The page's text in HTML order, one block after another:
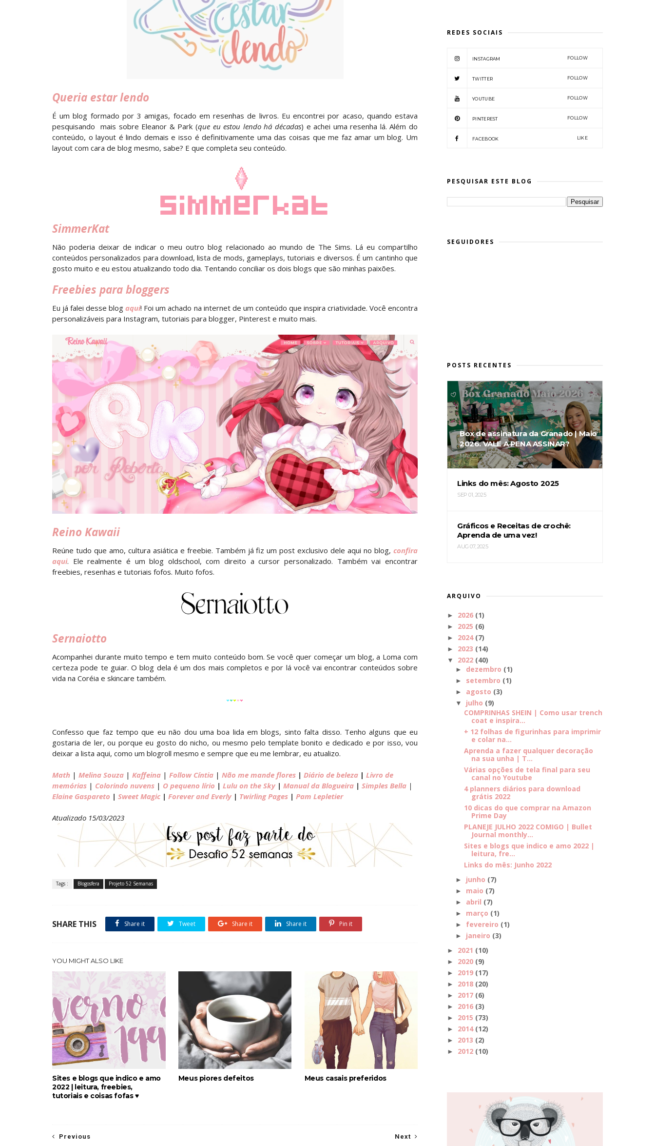
Queria estar lendo
É um blog formado por 3 amigas, focado em resenhas de livros. Eu encontrei por acaso, quando estava
pesquisando mais sobre Eleanor & Park (que eu estou lendo há décadas) e achei uma resenha lá. Além do
conteúdo, o layout é lindo demais e isso é definitivamente uma das coisas que me faz amar um blog. Um
layout com cara de blog mesmo, sabe? E que completa seu conteúdo.
SimmerKat
Não poderia deixar de indicar o meu outro blog relacionado ao mundo de The Sims. Lá eu compartilho
conteúdos personalizados para download, lista de mods, gameplays, tutoriais e diversos. É um cantinho que
gosto muito e eu estou atualizando todo dia. Tentando conciliar os dois blogs que são minhas paixões.
Freebies para bloggers
Eu já falei desse blogaqui! Foi um achado na internet de um conteúdo que inspira criatividade. Você encontra
personalizáveis para Instagram, tutoriais para blogger, Pinterest e muito mais.
Reino Kawaii
Reúne tudo que amo, cultura asiática e freebie. Também já fiz um post exclusivo dele aqui no blog, confira
aqui. Ele realmente é um blog oldschool, com direito a cursor personalizado. Também vai encontrar
freebies, resenhas e tutoriais fofos. Muito fofos.
Sernaiotto
Acompanhei durante muito tempo e tem muito conteúdo bom. Se você quer começar um blog, a Loma com
certeza pode te guiar. O blog dela é um dos mais completos e por lá você vai encontrar conteúdos sobre
vida na Coréia e skincare também.
Confesso que faz tempo que eu não dou uma boa lida em blogs, sinto falta disso. Tenho alguns que eu
gostaria de ler, ou porque eu gosto do nicho, ou mesmo pelo template bonito e dedicado e por isso, vou
deixar a lista aqui, como um blogroll mesmo e sempre que eu me lembrar, eu atualizo.
Math | Melina Souza | Kaffeina | Follow Cíntia | Não me mande flores | Diário de beleza | Livro de
memórias | Colorindo nuvens | O pequeno lírio | Lulu on the Sky| Manual da Blogueira | Simples Bella |
Elaine Gaspareto | Sweet Magic | Forever and Everly| Twirling Pages | Pam Lepletier
Atualizado 15/03/2023
Tags : Blogosfera Projeto 52 Semanas
SHARE THIS Share it Tweet Share it Share it Pin it
YOU MIGHT ALSO LIKE
Sites e blogs que indico e amo
2022 | leitura, freebies,
tutoriais e coisas fofas ♥
Meus piores defeitos Meus casais preferidos
Next
Previous
REDES SOCIAIS
INSTAGRAM FOLLOW
TWITTER FOLLOW
YOUTUBE FOLLOW
PINTEREST FOLLOW
FACEBOOK LIKE
PESQUISAR ESTE BLOG
SEGUIDORES
POSTS RECENTES
Box de assinatura da Granado | Maio
2026. VALE A PENA ASSINAR?
MAY 27, 2026
Links do mês: Agosto 2025
SEP 01, 2025
Gráficos e Receitas de crochê:
Aprenda de uma vez!
AUG 07, 2025
ARQUIVO
► 2026 (1)
► 2025 (6)
► 2024 (7)
► 2023 (14)
▼ 2022 (40)
► dezembro (1)
► setembro (1)
► agosto (3)
▼ julho (9)
COMPRINHAS SHEIN | Como usar trench
coat e inspira...
+ 12 folhas de figurinhas para imprimir
e colar na...
Aprenda a fazer qualquer decoração
na sua unha | T...
Várias opções de tela final para seu
canal no Youtube
4 planners diários para download
grátis 2022
10 dicas do que comprar na Amazon
Prime Day
PLANEJE JULHO 2022 COMIGO | Bullet
Journal monthly...
Sites e blogs que indico e amo 2022 |
leitura, fre...
Links do mês: Junho 2022
► junho (7)
► maio (7)
► abril (7)
► março (1)
► fevereiro (1)
► janeiro (3)
► 2021 (10)
► 2020 (9)
► 2019 (17)
► 2018 (20)
► 2017 (6)
► 2016 (3)
► 2015 (73)
► 2014 (12)
► 2013 (2)
► 2012 (10)